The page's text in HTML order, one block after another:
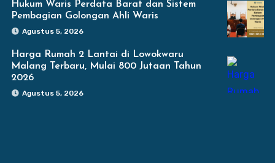
Hukum Waris Perdata Barat dan Sistem
Pembagian Golongan Ahli Waris
Agustus 5, 2026
Harga Rumah 2 Lantai di Lowokwaru
Malang Terbaru, Mulai 800 Jutaan Tahun
2026
Agustus 5, 2026